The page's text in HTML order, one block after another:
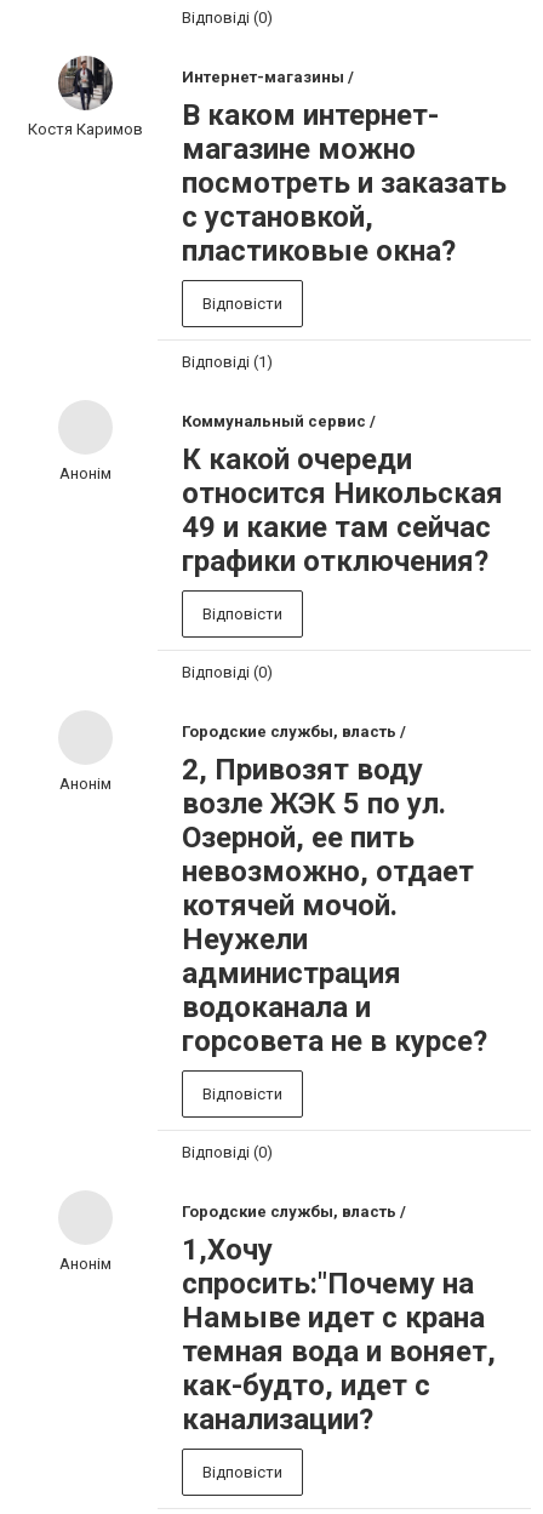
Відповіді (0)
Костя Каримов
Интернет-магазины /
В каком интернет-
магазине можно
посмотреть и заказать
с установкой,
пластиковые окна?
Відповісти
Відповіді (1)
Анонім
Коммунальный сервис /
К какой очереди
относится Никольская
49 и какие там сейчас
графики отключения?
Відповісти
Відповіді (0)
Анонім
Городские службы, власть /
2, Привозят воду
возле ЖЭК 5 по ул.
Озерной, ее пить
невозможно, отдает
котячей мочой.
Неужели
администрация
водоканала и
горсовета не в курсе?
Відповісти
Відповіді (0)
Анонім
Городские службы, власть /
1,Хочу
спросить:"Почему на
Намыве идет с крана
темная вода и воняет,
как-будто, идет с
канализации?
Відповісти